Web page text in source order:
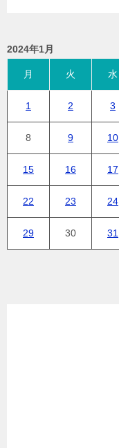
2024年1月
月 火 水
1 2 3
8 9 10
15 16 17
22 23 24
29 30 31